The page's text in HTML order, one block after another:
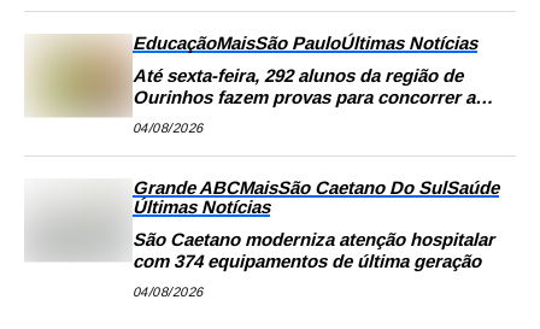
EducaçãoMaisSão PauloÚltimas Notícias
Até sexta-feira, 292 alunos da região de
Ourinhos fazem provas para concorrer a
intercâmbio internacional
04/08/2026
Grande ABCMaisSão Caetano Do SulSaúde
Últimas Notícias
São Caetano moderniza atenção hospitalar
com 374 equipamentos de última geração
04/08/2026